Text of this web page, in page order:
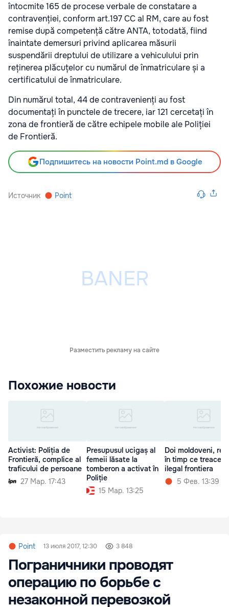
întocmite 165 de procese verbale de constatare a
contravenției, conform art.197 CC al RM, care au fost
remise după competență către ANTA, totodată, fiind
înaintate demersuri privind aplicarea măsurii
suspendării dreptului de utilizare a vehiculului prin
reținerea plăcuțelor cu numărul de înmatriculare și a
certificatului de înmatriculare.
Din numărul total, 44 de contravenienți au fost
documentați în punctele de trecere, iar 121 cercetați în
zona de frontieră de către echipele mobile ale Poliției
de Frontieră.
Подпишитесь на новости Point.md в Google
Источник Point
Разместить рекламу на сайте
Похожие новости
Activist: Poliția de
Frontieră, complice al
traficului de persoane
27 Мар. 17:43
Presupusul ucigaș al
femeii lăsate la
tomberon a activat în
Poliție
15 Мар. 13:25
Doi moldoveni,
în timp ce treaceau
ilegal frontiera
5 Фев. 13:39
Point 13 июля 2017, 12:30 3 848
Пограничники проводят
операцию по борьбе с
незаконной перевозкой